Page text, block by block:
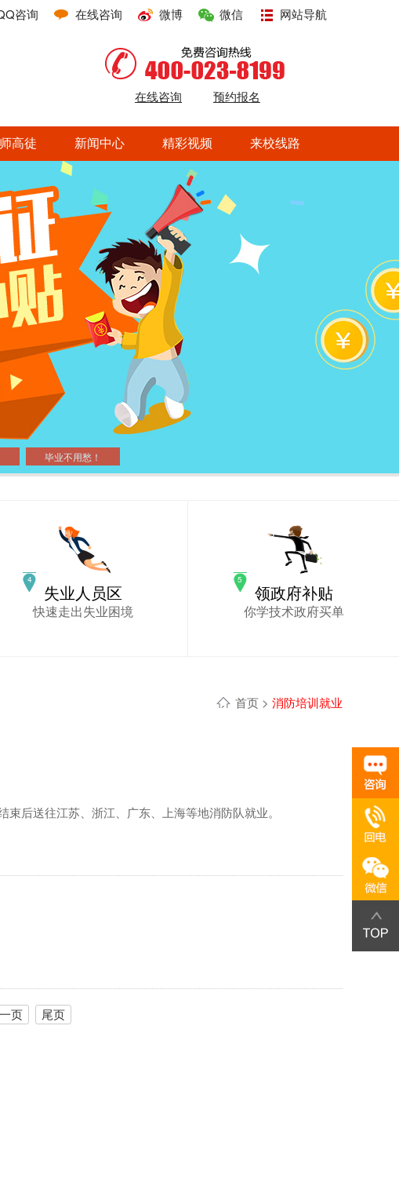
咨询 在线咨询 微博 微信 网站导航
在线咨询 预约报名
高徒 新闻中心 精彩视频 来校线路
毕业不用愁！
失业人员区
快速走出失业困境
领政府补贴
你学技术政府买单
首页 > 消防培训就业
后送往江苏、浙江、广东、上海等地消防队就业。
页 尾页